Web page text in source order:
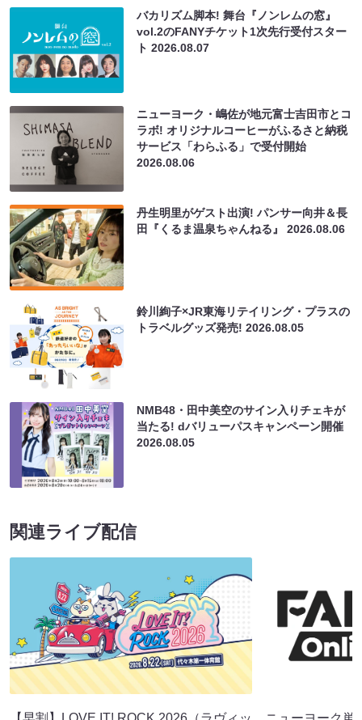
バカリズム脚本! 舞台『ノンレムの窓』
vol.2のFANYチケット1次先行受付スター
ト2026.08.07
ニューヨーク・嶋佐が地元富士吉田市とコ
ラボ! オリジナルコーヒーがふるさと納税
サービス「わらふる」で受付開始
2026.08.06
丹生明里がゲスト出演! パンサー向井＆長
田『くるま温泉ちゃんねる』2026.08.06
鈴川絢子×JR東海リテイリング・プラスの
トラベルグッズ発売!2026.08.05
NMB48・田中美空のサイン入りチェキが
当たる! dバリューパスキャンペーン開催
2026.08.05
関連ライブ配信